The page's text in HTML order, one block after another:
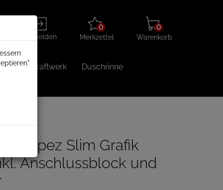
Anmelden
Anmelden
Merkzettel
aufklappen
0
Merkzettel
Warenkorb
aufklappen
0
Warenkorb
Balkonkraftwerk Duschrinne
Tropez Slim Grafik
Anschlussblock und